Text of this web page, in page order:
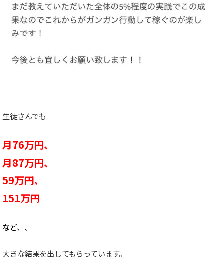
生徒さんでも
月76万円、
月87万円、
59万円、
151万円
など、、
大きな結果を出してもらっています。